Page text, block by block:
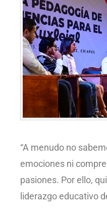
“A menudo no
emociones ni
pasiones. Por ello,
liderazgo educativo